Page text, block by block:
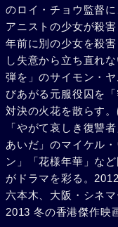
のロイ・チョウ監督
アニストの少女が殺
年前に別の少女を殺
し失意から立ち直れ
弾を」のサイモン・
びあがる元服役囚を
対決の火花を散らす
「やがて哀しき復讐
あいだ」のマイケル
ン」「花様年華」な
がドラマを彩る。
六本木、大阪・シネ
2013 冬の香港傑作映